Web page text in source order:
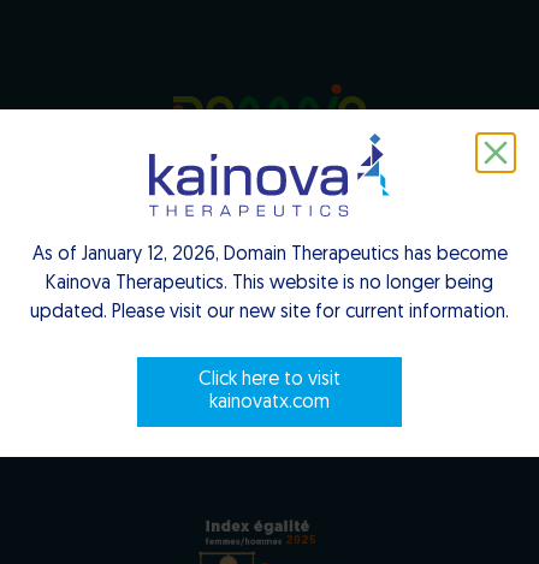
Pipeline
Downloads
Careers
Contact us
2025
As of January 12, 2026, Domain Therapeutics has become
Kainova Therapeutics. This website is no longer being
updated. Please visit our new site for current information.
Click here to visit
kainovatx.com